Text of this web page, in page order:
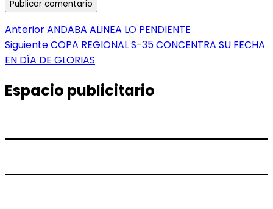
Navegación
de
AnteriorEntrada
anterior:
ANDABA ALINEA LO PENDIENTE
SiguienteEntrada
siguiente:
COPA REGIONAL S-35 CONCENTRA SU FECHA
EN DÍA DE GLORIAS
Espacio publicitario